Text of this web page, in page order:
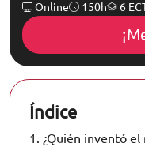
Online 150h 6
Índice
1. ¿Quién inventó el